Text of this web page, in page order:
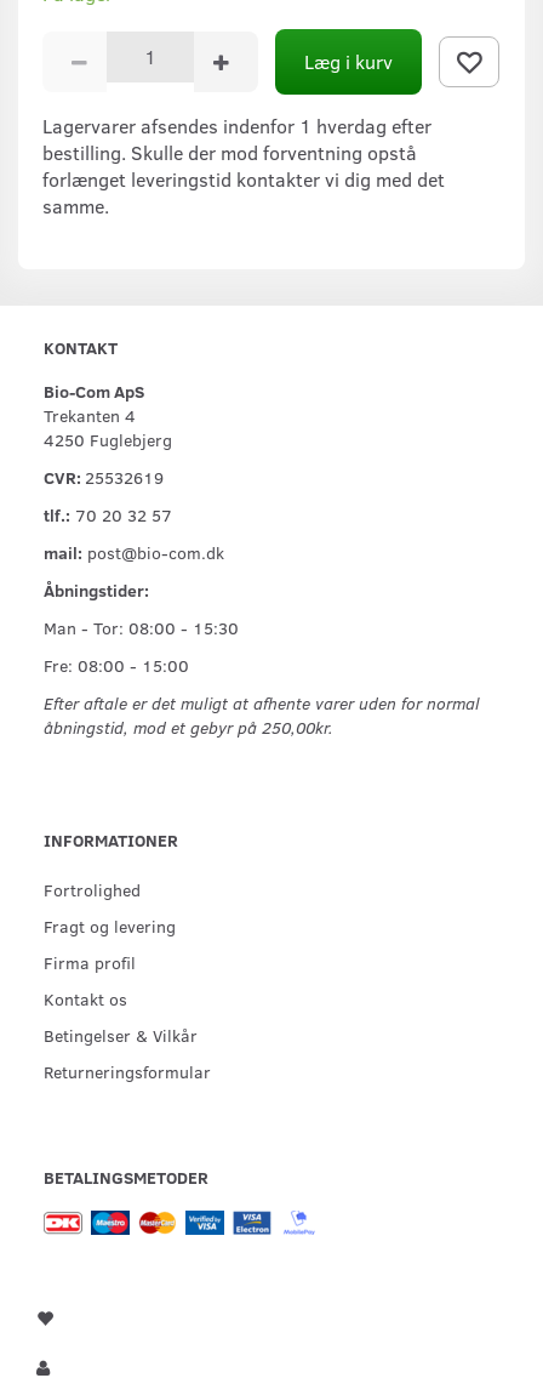
Læg i kurv
Lagervarer afsendes indenfor 1 hverdag efter
bestilling. Skulle der mod forventning opstå
forlænget leveringstid kontakter vi dig med det
samme.
KONTAKT
Bio-Com ApS
Trekanten 4
4250 Fuglebjerg
CVR: 25532619
tlf.: 70 20 32 57
mail: post@bio-com.dk
Åbningstider:
Man - Tor: 08:00 - 15:30
Fre: 08:00 - 15:00
Efter aftale er det muligt at afhente varer uden for normal
åbningstid, mod et gebyr på 250,00kr.
INFORMATIONER
Fortrolighed
Fragt og levering
Firma profil
Kontakt os
Betingelser & Vilkår
Returneringsformular
BETALINGSMETODER